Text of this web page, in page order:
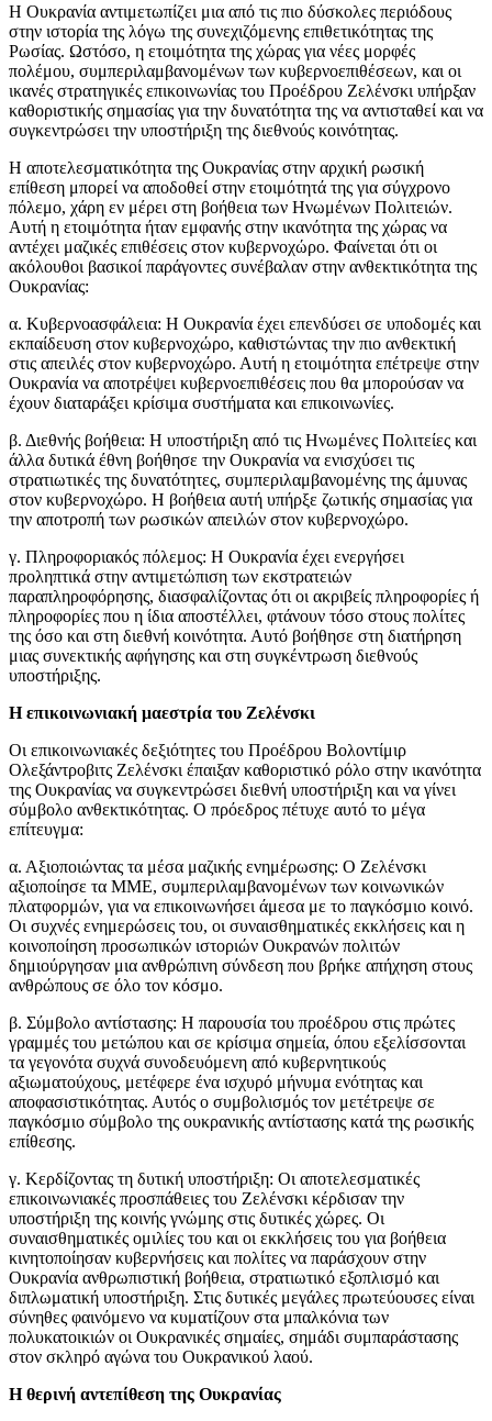
Η Ουκρανία αντιμετωπίζει μια από τις πιο δύσκολες περιόδους
στην ιστορία της λόγω της συνεχιζόμενης επιθετικότητας της
Ρωσίας. Ωστόσο, η ετοιμότητα της χώρας για νέες μορφές
πολέμου, συμπεριλαμβανομένων των κυβερνοεπιθέσεων, και οι
ικανές στρατηγικές επικοινωνίας του Προέδρου Ζελένσκι υπήρξαν
καθοριστικής σημασίας για την δυνατότητα της να αντισταθεί και να
συγκεντρώσει την υποστήριξη της διεθνούς κοινότητας.
Η αποτελεσματικότητα της Ουκρανίας στην αρχική ρωσική
επίθεση μπορεί να αποδοθεί στην ετοιμότητά της για σύγχρονο
πόλεμο, χάρη εν μέρει στη βοήθεια των Ηνωμένων Πολιτειών.
Αυτή η ετοιμότητα ήταν εμφανής στην ικανότητα της χώρας να
αντέχει μαζικές επιθέσεις στον κυβερνοχώρο. Φαίνεται ότι οι
ακόλουθοι βασικοί παράγοντες συνέβαλαν στην ανθεκτικότητα της
Ουκρανίας:
α. Κυβερνοασφάλεια: Η Ουκρανία έχει επενδύσει σε υποδομές και
εκπαίδευση στον κυβερνοχώρο, καθιστώντας την πιο ανθεκτική
στις απειλές στον κυβερνοχώρο. Αυτή η ετοιμότητα επέτρεψε στην
Ουκρανία να αποτρέψει κυβερνοεπιθέσεις που θα μπορούσαν να
έχουν διαταράξει κρίσιμα συστήματα και επικοινωνίες.
β. Διεθνής βοήθεια: Η υποστήριξη από τις Ηνωμένες Πολιτείες και
άλλα δυτικά έθνη βοήθησε την Ουκρανία να ενισχύσει τις
στρατιωτικές της δυνατότητες, συμπεριλαμβανομένης της άμυνας
στον κυβερνοχώρο. Η βοήθεια αυτή υπήρξε ζωτικής σημασίας για
την αποτροπή των ρωσικών απειλών στον κυβερνοχώρο.
γ. Πληροφοριακός πόλεμος: Η Ουκρανία έχει ενεργήσει
προληπτικά στην αντιμετώπιση των εκστρατειών
παραπληροφόρησης, διασφαλίζοντας ότι οι ακριβείς πληροφορίες ή
πληροφορίες που η ίδια αποστέλλει, φτάνουν τόσο στους πολίτες
της όσο και στη διεθνή κοινότητα. Αυτό βοήθησε στη διατήρηση
μιας συνεκτικής αφήγησης και στη συγκέντρωση διεθνούς
υποστήριξης.
Η επικοινωνιακή μαεστρία του Ζελένσκι
Οι επικοινωνιακές δεξιότητες του Προέδρου Βολοντίμιρ
Ολεξάντροβιτς Ζελένσκι έπαιξαν καθοριστικό ρόλο στην ικανότητα
της Ουκρανίας να συγκεντρώσει διεθνή υποστήριξη και να γίνει
σύμβολο ανθεκτικότητας. Ο πρόεδρος πέτυχε αυτό το μέγα
επίτευγμα:
α. Αξιοποιώντας τα μέσα μαζικής ενημέρωσης: Ο Ζελένσκι
αξιοποίησε τα ΜΜΕ, συμπεριλαμβανομένων των κοινωνικών
πλατφορμών, για να επικοινωνήσει άμεσα με το παγκόσμιο κοινό.
Οι συχνές ενημερώσεις του, οι συναισθηματικές εκκλήσεις και η
κοινοποίηση προσωπικών ιστοριών Ουκρανών πολιτών
δημιούργησαν μια ανθρώπινη σύνδεση που βρήκε απήχηση στους
ανθρώπους σε όλο τον κόσμο.
β. Σύμβολο αντίστασης: Η παρουσία του προέδρου στις πρώτες
γραμμές του μετώπου και σε κρίσιμα σημεία, όπου εξελίσσονται
τα γεγονότα συχνά συνοδευόμενη από κυβερνητικούς
αξιωματούχους, μετέφερε ένα ισχυρό μήνυμα ενότητας και
αποφασιστικότητας. Αυτός ο συμβολισμός τον μετέτρεψε σε
παγκόσμιο σύμβολο της ουκρανικής αντίστασης κατά της ρωσικής
επίθεσης.
γ. Κερδίζοντας τη δυτική υποστήριξη: Οι αποτελεσματικές
επικοινωνιακές προσπάθειες του Ζελένσκι κέρδισαν την
υποστήριξη της κοινής γνώμης στις δυτικές χώρες. Οι
συναισθηματικές ομιλίες του και οι εκκλήσεις του για βοήθεια
κινητοποίησαν κυβερνήσεις και πολίτες να παράσχουν στην
Ουκρανία ανθρωπιστική βοήθεια, στρατιωτικό εξοπλισμό και
διπλωματική υποστήριξη. Στις δυτικές μεγάλες πρωτεύουσες είναι
σύνηθες φαινόμενο να κυματίζουν στα μπαλκόνια των
πολυκατοικιών οι Ουκρανικές σημαίες, σημάδι συμπαράστασης
στον σκληρό αγώνα του Ουκρανικού λαού.
Η θερινή αντεπίθεση της Ουκρανίας